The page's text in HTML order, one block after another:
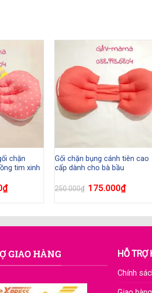
chặn
tim xinh
₫
Gối chặn bụng cánh tiên cao
cấp dành cho bà bầu
250.000₫ 175.000₫
GIAO HÀNG HỖ TRỢ
Chính